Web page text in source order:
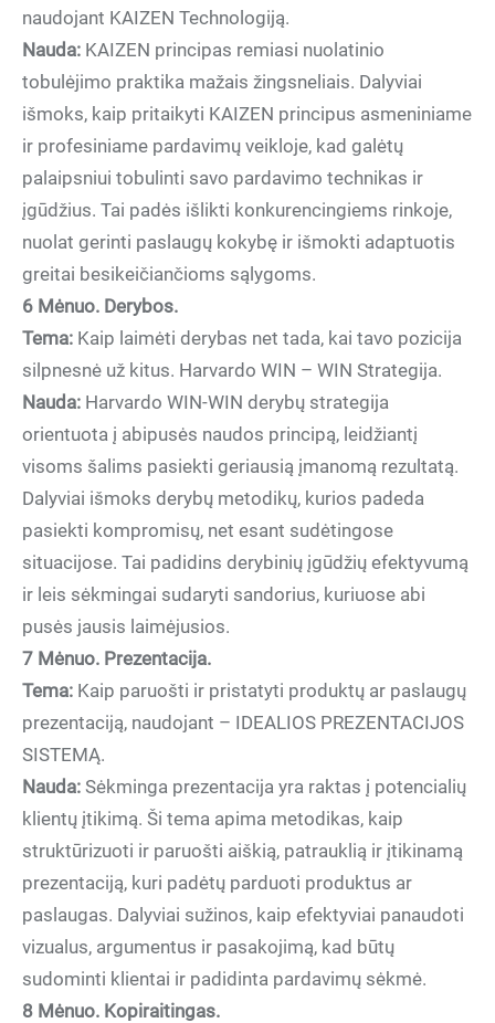
naudojant KAIZEN Technologiją.
Nauda: KAIZEN principas remiasi nuolatinio
tobulėjimo praktika mažais žingsneliais. Dalyviai
išmoks, kaip pritaikyti KAIZEN principus asmeniniame
ir profesiniame pardavimų veikloje, kad galėtų
palaipsniui tobulinti savo pardavimo technikas ir
įgūdžius. Tai padės išlikti konkurencingiems rinkoje,
nuolat gerinti paslaugų kokybę ir išmokti adaptuotis
greitai besikeičiančioms sąlygoms.
6 Mėnuo. Derybos.
Tema: Kaip laimėti derybas net tada, kai tavo pozicija
silpnesnė už kitus. Harvardo WIN – WIN Strategija.
Nauda: Harvardo WIN-WIN derybų strategija
orientuota į abipusės naudos principą, leidžiantį
visoms šalims pasiekti geriausią įmanomą rezultatą.
Dalyviai išmoks derybų metodikų, kurios padeda
pasiekti kompromisų, net esant sudėtingose
situacijose. Tai padidins derybinių įgūdžių efektyvumą
ir leis sėkmingai sudaryti sandorius, kuriuose abi
pusės jausis laimėjusios.
7 Mėnuo. Prezentacija.
Tema: Kaip paruošti ir pristatyti produktų ar paslaugų
prezentaciją, naudojant – IDEALIOS PREZENTACIJOS
SISTEMĄ.
Nauda: Sėkminga prezentacija yra raktas į potencialių
klientų įtikimą. Ši tema apima metodikas, kaip
struktūrizuoti ir paruošti aiškią, patrauklią ir įtikinamą
prezentaciją, kuri padėtų parduoti produktus ar
paslaugas. Dalyviai sužinos, kaip efektyviai panaudoti
vizualus, argumentus ir pasakojimą, kad būtų
sudominti klientai ir padidinta pardavimų sėkmė.
8 Mėnuo. Kopiraitingas.